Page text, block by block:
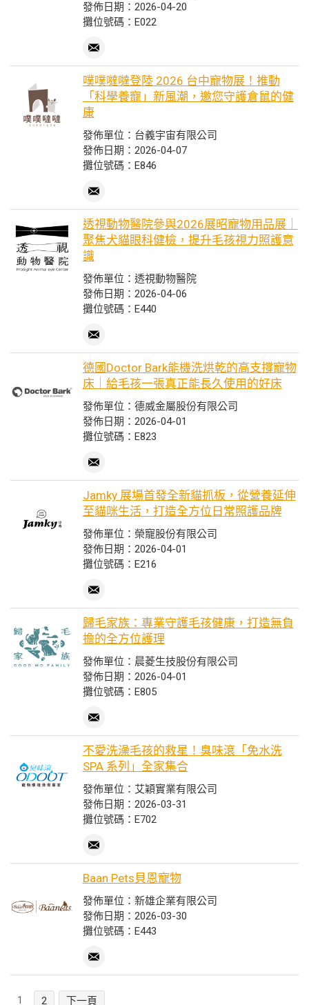
發佈日期：2026-04-20
攤位號碼：E022
噗噗噠噠登陸 2026 台中寵物展！推動
「科學養寵」新風潮，邀您守護倉鼠的健
康
發佈單位：台義宇宙有限公司
發佈日期：2026-04-07
攤位號碼：E846
透視動物醫院參與2026展昭寵物用品展｜
聚焦犬貓眼科健檢，提升毛孩視力照護意
識
發佈單位：透視動物醫院
發佈日期：2026-04-06
攤位號碼：E440
德國Doctor Bark能機洗烘乾的高支撐寵物
床｜給毛孩一張真正能長久使用的好床
發佈單位：德威金屬股份有限公司
發佈日期：2026-04-01
攤位號碼：E823
Jamky 展場首發全新貓抓板，從營養延伸
至貓咪生活，打造全方位日常照護品牌
發佈單位：榮寵股份有限公司
發佈日期：2026-04-01
攤位號碼：E216
歸毛家族：專業守護毛孩健康，打造無負
擔的全方位護理
發佈單位：晨菱生技股份有限公司
發佈日期：2026-04-01
攤位號碼：E805
不愛洗澡毛孩的救星！臭味滾「免水洗
SPA 系列」全家集合
發佈單位：艾穎實業有限公司
發佈日期：2026-03-31
攤位號碼：E702
Baan Pets貝恩寵物
發佈單位：新雄企業有限公司
發佈日期：2026-03-30
攤位號碼：E443
1 2 下一頁